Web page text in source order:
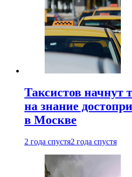
Таксистов начнут
на знание
в Москве
2 года спустя2 года спустя